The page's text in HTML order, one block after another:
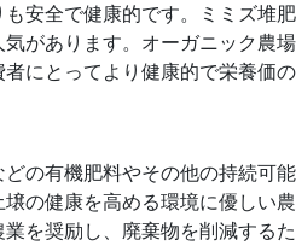
安全で健康的です。ミミズ堆
があります。オーガニック農
にとってより健康的で栄養価
の有機肥料やその他の持続可
の健康を高める環境に優しい
を奨励し、廃棄物を削減する